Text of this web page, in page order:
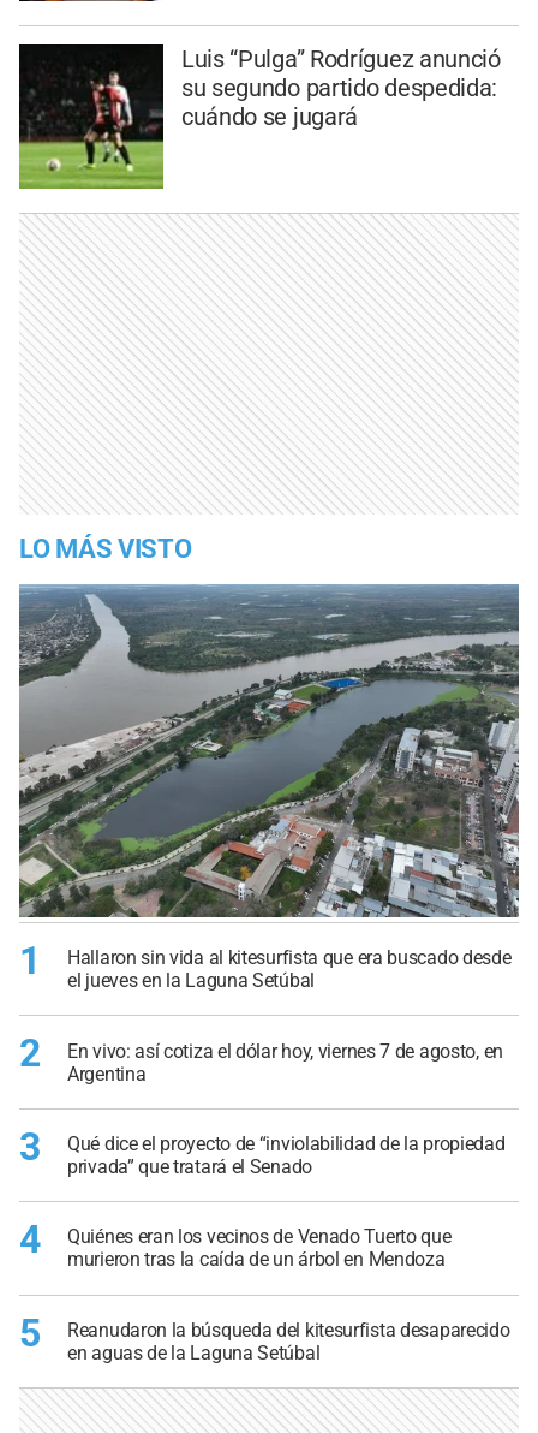
Luis “Pulga” Rodríguez anunció
su segundo partido despedida:
cuándo se jugará
LO MÁS VISTO
1
Hallaron sin vida al kitesurfista que era buscado desde
el jueves en la Laguna Setúbal
2
En vivo: así cotiza el dólar hoy, viernes 7 de agosto, en
Argentina
3
Qué dice el proyecto de “inviolabilidad de la propiedad
privada” que tratará el Senado
4
Quiénes eran los vecinos de Venado Tuerto que
murieron tras la caída de un árbol en Mendoza
5
Reanudaron la búsqueda del kitesurfista desaparecido
en aguas de la Laguna Setúbal